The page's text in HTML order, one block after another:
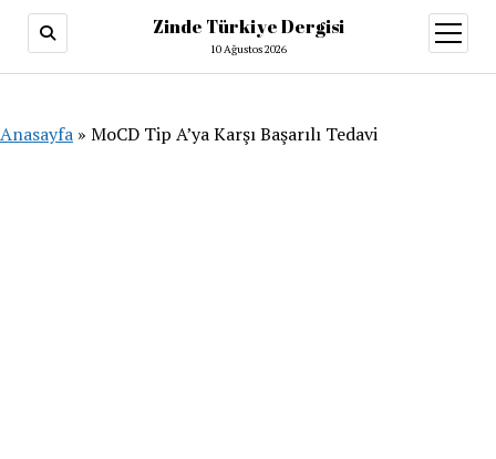
Zinde Türkiye Dergisi
10 Ağustos 2026
aç
Anasayfa » MoCD Tip A’ya Karşı Başarılı Tedavi